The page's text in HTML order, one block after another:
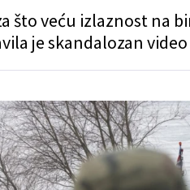
što veću izlaznost na
je skandalozan